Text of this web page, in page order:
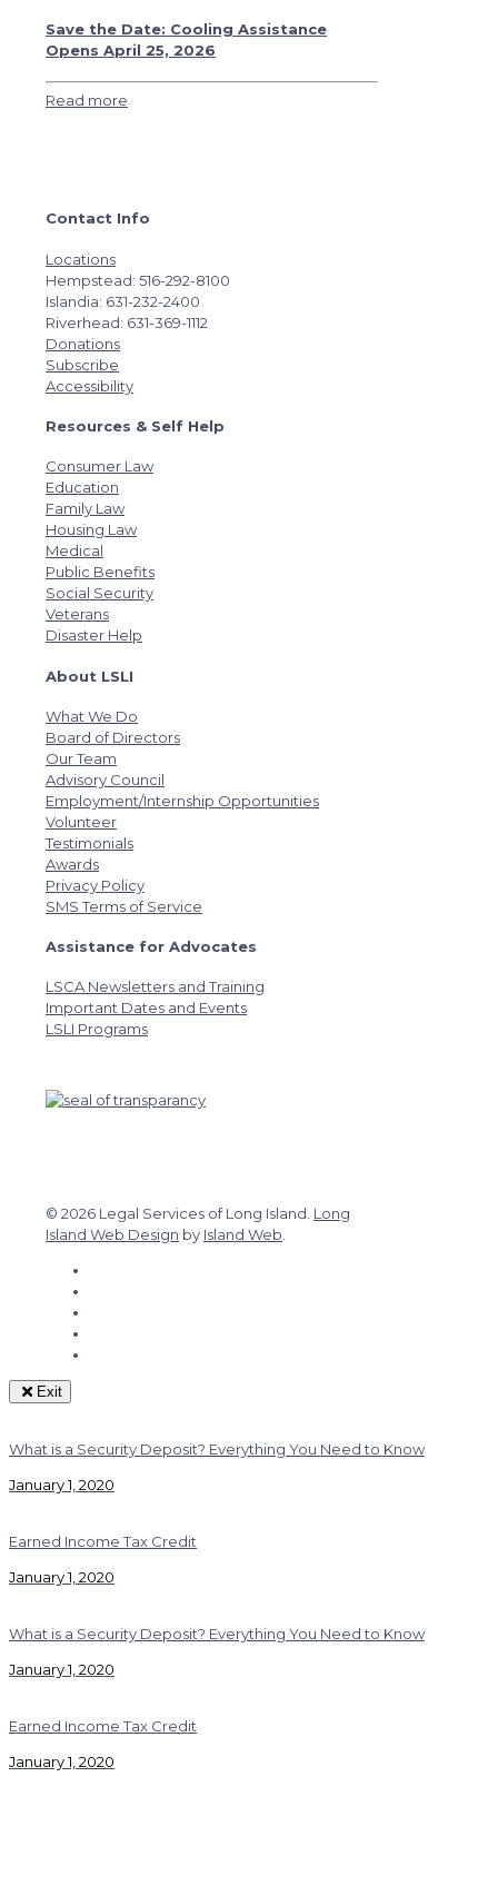
Save the Date: Cooling Assistance
Opens April 25, 2026
Read more
Contact Info
Locations
Hempstead: 516-292-8100
Islandia: 631-232-2400
Riverhead: 631-369-1112
Donations
Subscribe
Accessibility
Resources & Self Help
Consumer Law
Education
Family Law
Housing Law
Medical
Public Benefits
Social Security
Veterans
Disaster Help
About LSLI
What We Do
Board of Directors
Our Team
Advisory Council
Employment/Internship Opportunities
Volunteer
Testimonials
Awards
Privacy Policy
SMS Terms of Service
Assistance for Advocates
LSCA Newsletters and Training
Important Dates and Events
LSLI Programs
© 2026 Legal Services of Long Island. Long
Island Web Design by Island Web.
Exit
What is a Security Deposit? Everything You Need to Know
January 1, 2020
Earned Income Tax Credit
January 1, 2020
What is a Security Deposit? Everything You Need to Know
January 1, 2020
Earned Income Tax Credit
January 1, 2020